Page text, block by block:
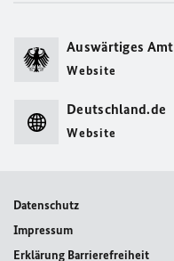
Auswärtiges Amt
Website
Deutschland.de
Website
Datenschutz
Impressum
Erklärung Barrierefreiheit